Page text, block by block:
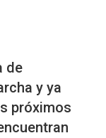
de
y ya
próximos